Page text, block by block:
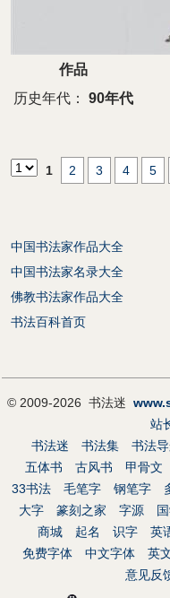
作品
历史年代：
90年代
1 2 3 4 5
中国书法家作品大全
中国书法家名录大全
佛教书法家作品大全
书法百科首页
© 2009-2026 书法迷
站
书法迷
书法集 书法
五体书
古风书 甲骨文
33书法
毛笔字 钢笔字
大字
篆刻之家 字源
商城
起名 识字 英
免费字体
中文字体 英
意见反